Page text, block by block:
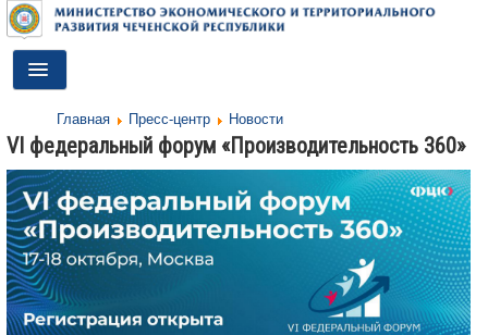
Toggle
Navigation
ГЛАВНАЯ
ДЕЯТЕЛЬНОСТЬ
О МИНИСТЕРСТВЕ
ДОКУМЕНТЫ
ПРЕСС-ЦЕНТР
Главная Пресс-центр Новости
VI федеральный форум «Производительность 360»